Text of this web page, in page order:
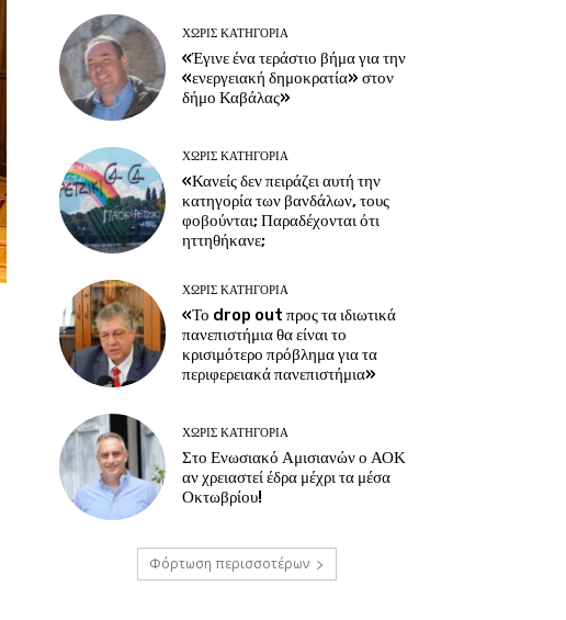
ΧΩΡΊΣ ΚΑΤΗΓΟΡΊΑ
«Έγινε ένα τεράστιο βήμα για την
«ενεργειακή δημοκρατία» στον
δήμο Καβάλας»
ΧΩΡΊΣ ΚΑΤΗΓΟΡΊΑ
«Κανείς δεν πειράζει αυτή την
κατηγορία των βανδάλων, τους
φοβούνται; Παραδέχονται ότι
ηττηθήκανε;
ΧΩΡΊΣ ΚΑΤΗΓΟΡΊΑ
«Το drop out προς τα ιδιωτικά
πανεπιστήμια θα είναι το
κρισιμότερο πρόβλημα για τα
περιφερειακά πανεπιστήμια»
ΧΩΡΊΣ ΚΑΤΗΓΟΡΊΑ
Στο Ενωσιακό Αμισιανών ο ΑΟΚ
αν χρειαστεί έδρα μέχρι τα μέσα
Οκτωβρίου!
Φόρτωση περισσοτέρων